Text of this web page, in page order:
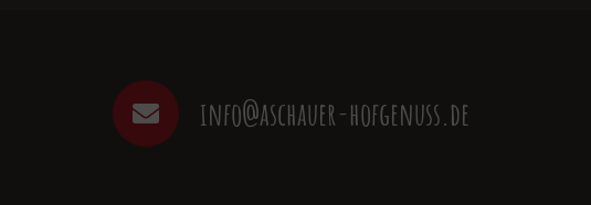
info@aschauer-hofgenuss.de